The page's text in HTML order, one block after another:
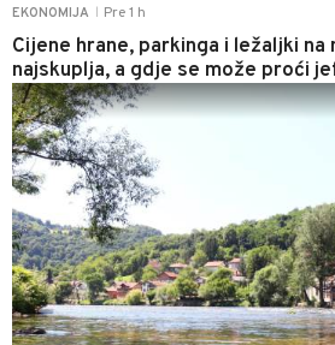
EKONOMIJA Pre 1 h
Cijene hrane, parkinga i ležaljki na
najskuplja, a gdje se može proći